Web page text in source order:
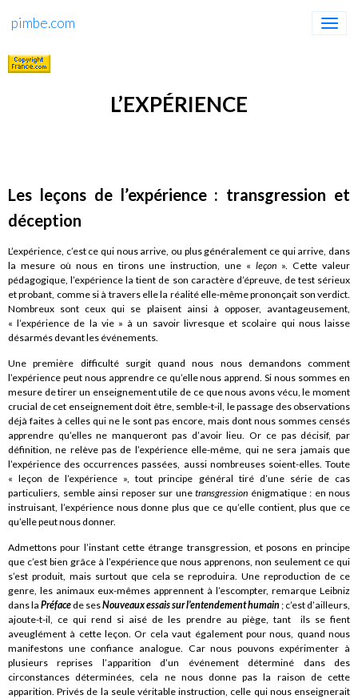
pimbe.com
L’EXPÉRIENCE
Les leçons de l’expérience : transgression et
déception
L’expérience, c’est ce qui nous arrive, ou plus généralement ce qui arrive, dans
la mesure où nous en tirons une instruction, une « leçon ». Cette valeur
pédagogique, l’expérience la tient de son caractère d’épreuve, de test sérieux
et probant, comme si à travers elle la réalité elle-même prononçait son verdict.
Nombreux sont ceux qui se plaisent ainsi à opposer, avantageusement,
« l’expérience de la vie » à un savoir livresque et scolaire qui nous laisse
désarmés devant les événements.
Une première difficulté surgit quand nous nous demandons comment
l’expérience peut nous apprendre ce qu’elle nous apprend. Si nous sommes en
mesure de tirer un enseignement utile de ce que nous avons vécu, le moment
crucial de cet enseignement doit être, semble-t-il, le passage des observations
déjà faites à celles qui ne le sont pas encore, mais dont nous sommes censés
apprendre qu’elles ne manqueront pas d’avoir lieu. Or ce pas décisif, par
définition, ne relève pas de l’expérience elle-même, qui ne sera jamais que
l’expérience des occurrences passées, aussi nombreuses soient-elles. Toute
« leçon de l’expérience », tout principe général tiré d’une série de cas
particuliers, semble ainsi reposer sur une transgression énigmatique : en nous
instruisant, l’expérience nous donne plus que ce qu’elle contient, plus que ce
qu’elle peut nous donner.
Admettons pour l’instant cette étrange transgression, et posons en principe
que c’est bien grâce à l’expérience que nous apprenons, non seulement ce qui
s’est produit, mais surtout que cela se reproduira. Une reproduction de ce
genre, les animaux eux-mêmes apprennent à l’escompter, remarque Leibniz
dans la Préfacede sesNouveaux essais sur l’entendement humain ; c’est d’ailleurs,
ajoute-t-il, ce qui rend si aisé de les prendre au piège, tant ils se fient
aveuglément à cette leçon. Or cela vaut également pour nous, quand nous
manifestons une confiance analogue. Car nous pouvons expérimenter à
plusieurs reprises l’apparition d’un événement déterminé dans des
circonstances déterminées, cela ne nous donne pas la raison de cette
apparition. Privés de la seule véritable instruction, celle qui nous enseignerait